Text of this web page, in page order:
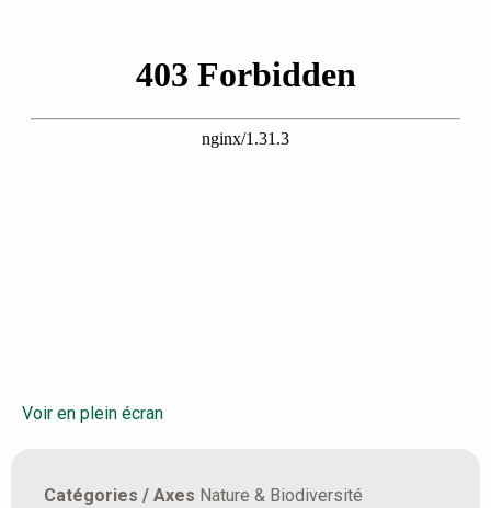
Voir en plein écran
Catégories / Axes Nature & Biodiversité